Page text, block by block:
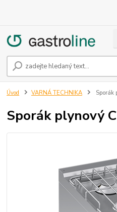
Úvod VARNÁ TECHNIKA Sporák
Sporák plynový